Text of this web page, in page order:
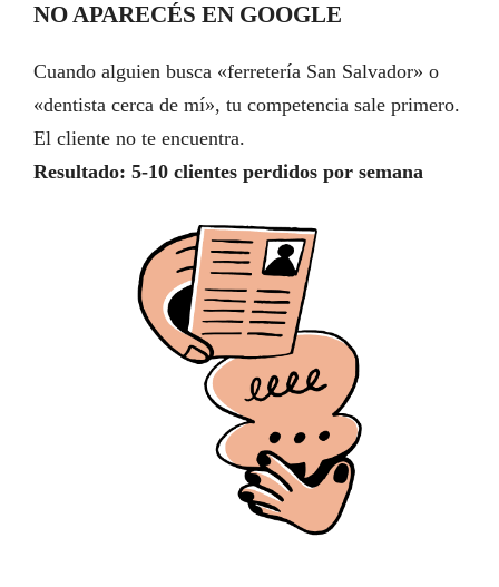
NO APARECÉS EN GOOGLE
Cuando alguien busca «ferretería San Salvador» o
«dentista cerca de mí», tu competencia sale primero.
El cliente no te encuentra.
Resultado: 5-10 clientes perdidos por semana